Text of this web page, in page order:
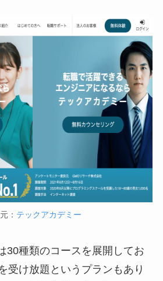
： テックアカデミー
30種類のコースを展開してお
受け放題というプランもあり